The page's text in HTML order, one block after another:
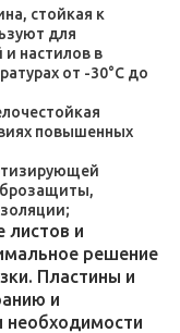
стойкая к
для
и настилов в
от -30°C до
повышенных
листов и
решение
Пластины и
и
необходимости